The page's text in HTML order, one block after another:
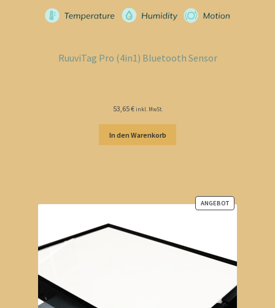
RuuviTag Pro (4in1) Bluetooth Sensor
53,65€ inkl. MwSt.
In den Warenkorb
ANGEBOT
PRODUKT